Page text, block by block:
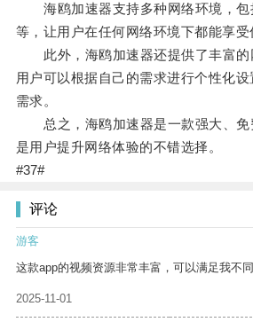
海鸥加速器支持多种网络环境，包
等，让用户在任何网络环境下都能享受
此外，海鸥加速器还提供了丰富的
用户可以根据自己的需求进行个性化
需求。
总之，海鸥加速器是一款强大、免
是用户提升网络体验的不错选择。
#37#
评论
游客
这款app的视频资源非常丰富，可以满足我不同
2025-11-01